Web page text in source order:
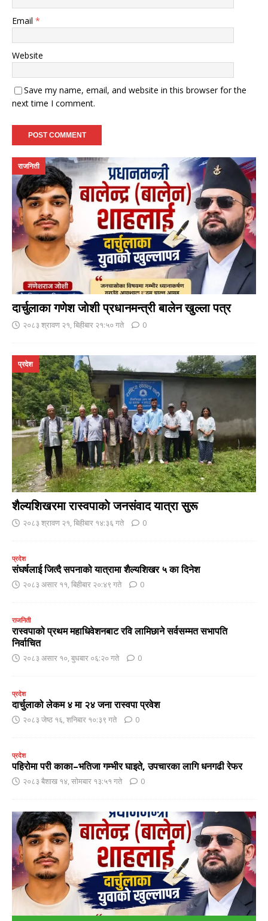
Email *
Website
Save my name, email, and website in this browser for the
next time I comment.
दार्चुलाका गणेश जाेशी प्रधानमन्त्री बालेन खुल्ला पत्र
राजनिती
२०८३ श्रावण २१, बिहीबार २१:५० गते 0
शैल्यशिखरमा रास्वपाकाे जनसंवाद यात्रा सुरू
प्रदेश
२०८३ श्रावण २१, बिहीबार १४:३६ गते 0
प्रदेश
संघर्षलाई जित्दै सपनाको यात्रामा शैल्यशिखर ५ का दिनेश
२०८३ असार ११, बिहीबार २०:४९ गते 0
राजनिती
रास्वपाको प्रथम महाधिवेशनबाट रवि लामिछाने सर्वसम्मत सभापति
निर्वाचित
२०८३ असार १०, बुधबार ०६:२० गते 0
प्रदेश
दार्चुलाको लेकम ४ मा २४ जना रास्वपा प्रवेश
२०८३ जेष्ठ १६, शनिबार १०:३९ गते 0
प्रदेश
पहिरोमा परी काका–भतिजा गम्भीर घाइते, उपचारका लागि धनगढी रेफर
२०८३ बैशाख १४, सोमबार १३:५१ गते 0